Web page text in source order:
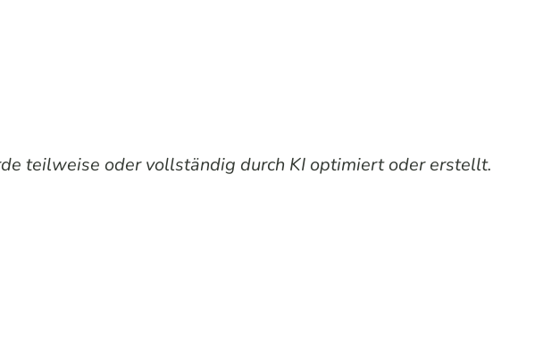
teilweise oder vollständig durch KI optimiert oder erstellt.